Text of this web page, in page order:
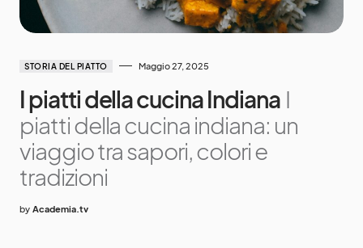
STORIA DEL PIATTO Maggio 27, 2025
I piatti della cucina Indiana I
piatti della cucina indiana: un
viaggio tra sapori, colori e
tradizioni
by Academia.tv